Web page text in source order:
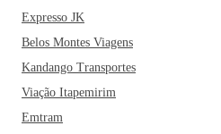
Expresso JK
Belos Montes Viagens
Kandango Transportes
Viação Itapemirim
Emtram